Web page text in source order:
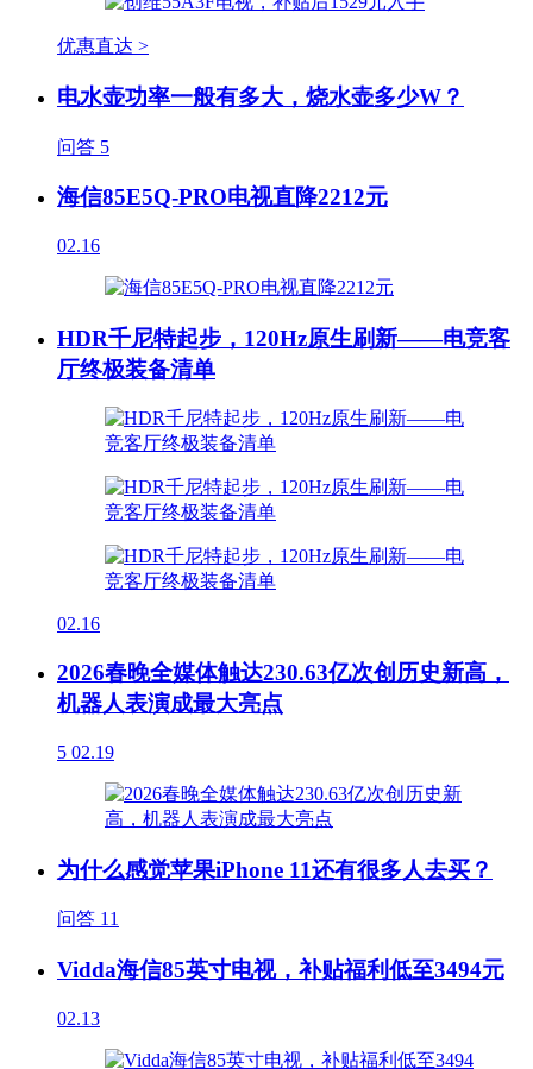
优惠直达 >
电水壶功率一般有多大，烧水壶多少W？
问答 5
海信85E5Q-PRO电视直降2212元
02.16
HDR千尼特起步，120Hz原生刷新——电竞客
厅终极装备清单
02.16
2026春晚全媒体触达230.63亿次创历史新高，
机器人表演成最大亮点
5 02.19
为什么感觉苹果iPhone 11还有很多人去买？
问答 11
Vidda海信85英寸电视，补贴福利低至3494元
02.13